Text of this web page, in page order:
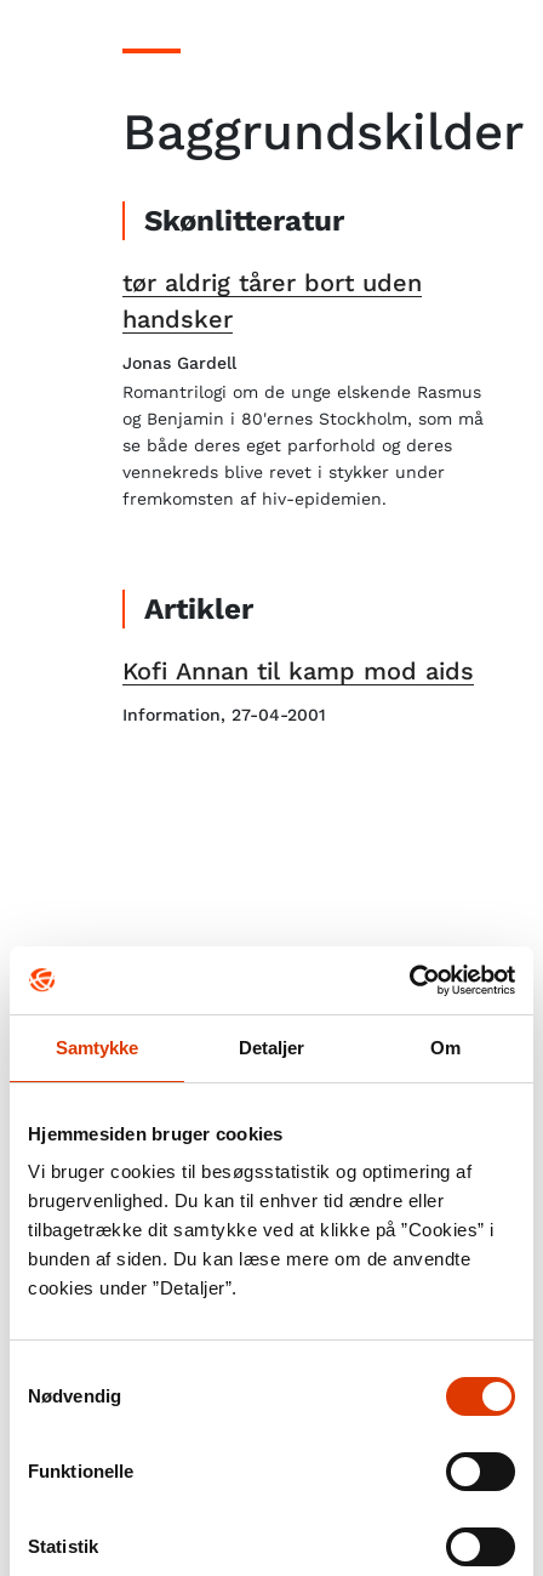
Samtykke Detaljer Om
Hjemmesiden bruger cookies
Vi bruger cookies til besøgsstatistik og optimering af
brugervenlighed. Du kan til enhver tid ændre eller
tilbagetrække dit samtykke ved at klikke på ”Cookies” i
bunden af siden. Du kan læse mere om de anvendte
cookies under ”Detaljer”.
Nødvendig
Funktionelle
Statistik
Baggrundskilder
Skønlitteratur
tør aldrig tårer bort uden
handsker
Jonas Gardell
Romantrilogi om de unge elskende Rasmus
og Benjamin i 80'ernes Stockholm, som må
se både deres eget parforhold og deres
vennekreds blive revet i stykker under
fremkomsten af hiv-epidemien.
Artikler
Kofi Annan til kamp mod aids
Information, 27-04-2001